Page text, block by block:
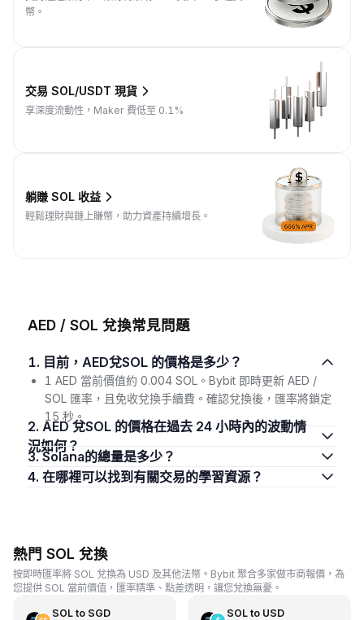
幣。
交易 SOL/USDT 現貨
享深度流動性，Maker 費低至 0.1%
躺賺 SOL 收益
輕鬆理財與鏈上賺幣，助力資產持續增長。
AED / SOL 兌換常見問題
1. 目前，AED兌SOL 的價格是多少？
1 AED 當前價值約 0.004 SOL。Bybit 即時更新 AED /
SOL 匯率，且免收兌換手續費。確認兌換後，匯率將鎖定
15 秒。
2. AED 兌SOL 的價格在過去 24 小時內的波動情
況如何？
3. Solana的總量是多少？
4. 在哪裡可以找到有關交易的學習資源？
熱門 SOL 兌換
按即時匯率將 SOL 兌換為 USD 及其他法幣。Bybit 聚合多家做市商報價，為
您提供 SOL 當前價值，匯率精準、點差透明，讓您兌換無憂。
SOLto SGD SOLto USD